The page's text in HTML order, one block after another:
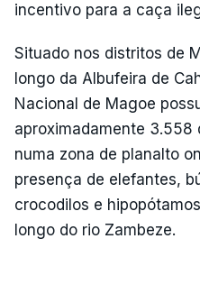
incentivo para a caça
Situado nos distritos de
longo da Albufeira de
Nacional de Magoe
aproximadamente 3.558
numa zona de planalto
presença de elefantes,
crocodilos e
longo do rio Zambeze.